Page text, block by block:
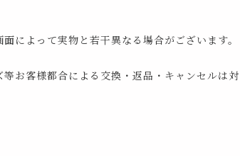
によって実物と若干異なる場合がございます。
お客様都合による交換・返品・キャンセルは対